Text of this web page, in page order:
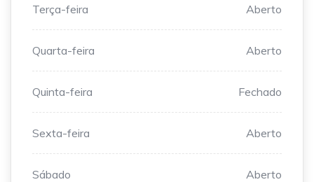
Terça-feira Aberto
Quarta-feira Aberto
Quinta-feira Fechado
Sexta-feira Aberto
Sábado Aberto